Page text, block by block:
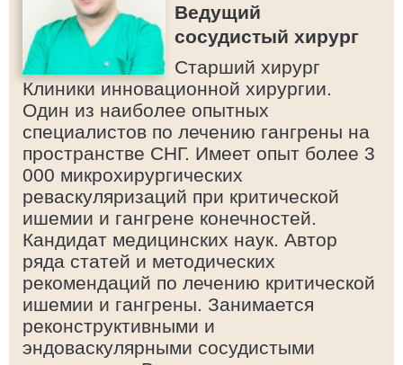
Ведущий
сосудистый хирург
Старший хирург
Клиники инновационной хирургии.
Один из наиболее опытных
специалистов по лечению гангрены на
пространстве СНГ. Имеет опыт более 3
000 микрохирургических
реваскуляризаций при критической
ишемии и гангрене конечностей.
Кандидат медицинских наук. Автор
ряда статей и методических
рекомендаций по лечению критической
ишемии и гангрены. Занимается
реконструктивными и
эндоваскулярными сосудистыми